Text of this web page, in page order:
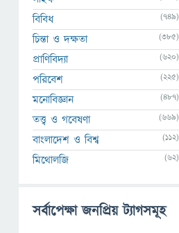
বিবিধ (749)
চিন্তা ও দক্ষতা (385)
প্রাণিবিদ্যা (620)
পরিবেশ (225)
মনোবিজ্ঞান (487)
তত্ত্ব ও গবেষণা (669)
বাংলাদেশ ও বিশ্ব (112)
মিথোলজি (62)
সর্বাপেক্ষা জনপ্রিয় ট্যাগসমূহ